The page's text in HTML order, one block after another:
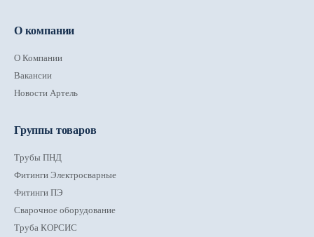
О компании
О Компании
Вакансии
Новости Артель
Группы товаров
Трубы ПНД
Фитинги Электросварные
Фитинги ПЭ
Сварочное оборудование
Труба КОРСИС